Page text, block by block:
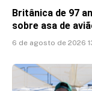
Britânica de 97
sobre asa de
6 de agosto de 2026